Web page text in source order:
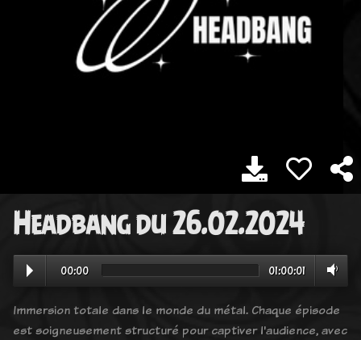
Headbang du 26.02.2024
00:00 01:00:01
Immersion totale dans le monde du métal. Chaque épisode
est soigneusement structuré pour captiver l'audience, avec